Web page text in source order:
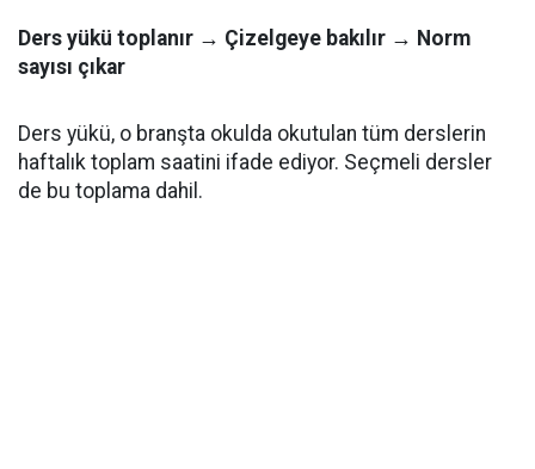
Ders yükü toplanır → Çizelgeye bakılır → Norm
sayısı çıkar
Ders yükü, o branşta okulda okutulan tüm derslerin
haftalık toplam saatini ifade ediyor. Seçmeli dersler
de bu toplama dahil.